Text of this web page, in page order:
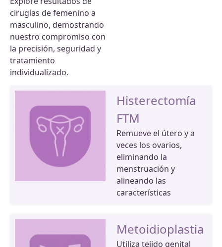
cirugías de femenino a
masculino, demostrando
nuestro compromiso con
la precisión, seguridad y
tratamiento
individualizado.
Histerectomía
FTM
Remueve el útero y a
veces los ovarios,
eliminando la
menstruación y
alineando las
características
Metoidioplastia
Utiliza tejido genital